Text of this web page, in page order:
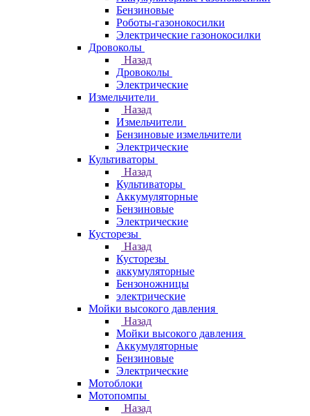
Бензиновые
Роботы-газонокосилки
Электрические газонокосилки
Дровоколы
Назад
Дровоколы
Электрические
Измельчители
Назад
Измельчители
Бензиновые измельчители
Электрические
Культиваторы
Назад
Культиваторы
Аккумуляторные
Бензиновые
Электрические
Кусторезы
Назад
Кусторезы
аккумуляторные
Бензоножницы
электрические
Мойки высокого давления
Назад
Мойки высокого давления
Аккумуляторные
Бензиновые
Электрические
Мотоблоки
Мотопомпы
Назад